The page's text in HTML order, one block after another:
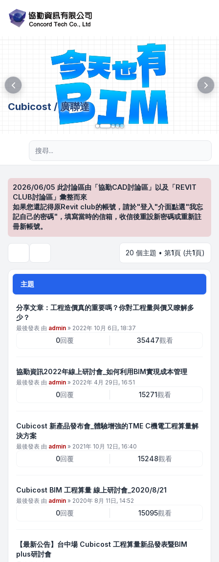
Cubicost / 廣聯達
2026/06/05 此討論區由「協勤CAD討論區」以及「REVIT
CLUB討論區」彙整而來
如果您還記得原Revit club的帳號，請於"登入"介面點選"我忘
記自己的密碼"，填寫當時的信箱，收信後重設新密碼或重新註
冊新帳號。
20 個主題 • 第1頁 (共1頁)
主題
分享文章：工程造價真的重要嗎？你對工程量與價又瞭解多
少？
最後發表 由 admin » 2022年 10月 6日, 18:37
0回覆 35447觀看
協勤資訊2022年線上研討會_如何利用BIM實現成本管理
最後發表 由 admin » 2022年 4月 29日, 16:51
0回覆 15271觀看
Cubicost 新產品發布會_體驗增強的TME C機電工程算量解
決方案
最後發表 由 admin » 2021年 10月 12日, 16:40
0回覆 15248觀看
Cubicost BIM 工程算量 線上研討會_2020/8/21
最後發表 由 admin » 2020年 8月 11日, 14:52
0回覆 15095觀看
【最新公告】台中場 Cubicost 工程算量新品發表暨BIM
plus研討會